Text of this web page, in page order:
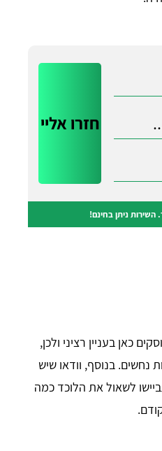
השירות ניתן בחינם!
כאן בעניין רציני ולכן,
בנוסף, וודאו שיש
לשאול את הלוכד כמה